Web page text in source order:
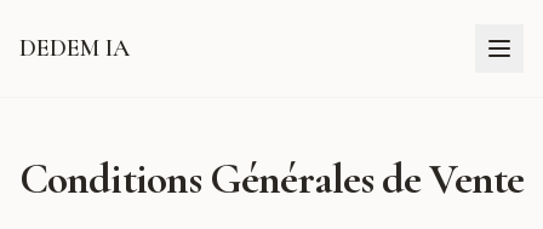
DEDEM IA
Conditions Générales de Vente